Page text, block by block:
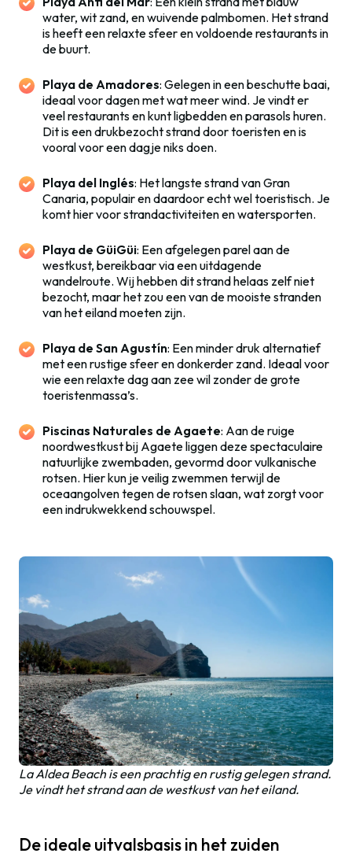
water, wit zand, en wuivende palmbomen. Het strand
is heeft een relaxte sfeer en voldoende restaurants in
de buurt.
Playa de Amadores: Gelegen in een beschutte baai,
ideaal voor dagen met wat meer wind. Je vindt er
veel restaurants en kunt ligbedden en parasols huren.
Dit is een drukbezocht strand door toeristen en is
vooral voor een dagje niks doen.
Playa del Inglés: Het langste strand van Gran
Canaria, populair en daardoor echt wel toeristisch. Je
komt hier voor strandactiviteiten en watersporten.
Playa de GüiGüi: Een afgelegen parel aan de
westkust, bereikbaar via een uitdagende
wandelroute. Wij hebben dit strand helaas zelf niet
bezocht, maar het zou een van de mooiste stranden
van het eiland moeten zijn.
Playa de San Agustín: Een minder druk alternatief
met een rustige sfeer en donkerder zand. Ideaal voor
wie een relaxte dag aan zee wil zonder de grote
toeristenmassa’s.
Piscinas Naturales de Agaete: Aan de ruige
noordwestkust bij Agaete liggen deze spectaculaire
natuurlijke zwembaden, gevormd door vulkanische
rotsen. Hier kun je veilig zwemmen terwijl de
oceaangolven tegen de rotsen slaan, wat zorgt voor
een indrukwekkend schouwspel.
La Aldea Beach is een prachtig en rustig gelegen strand.
Je vindt het strand aan de westkust van het eiland.
De ideale uitvalsbasis in het zuiden